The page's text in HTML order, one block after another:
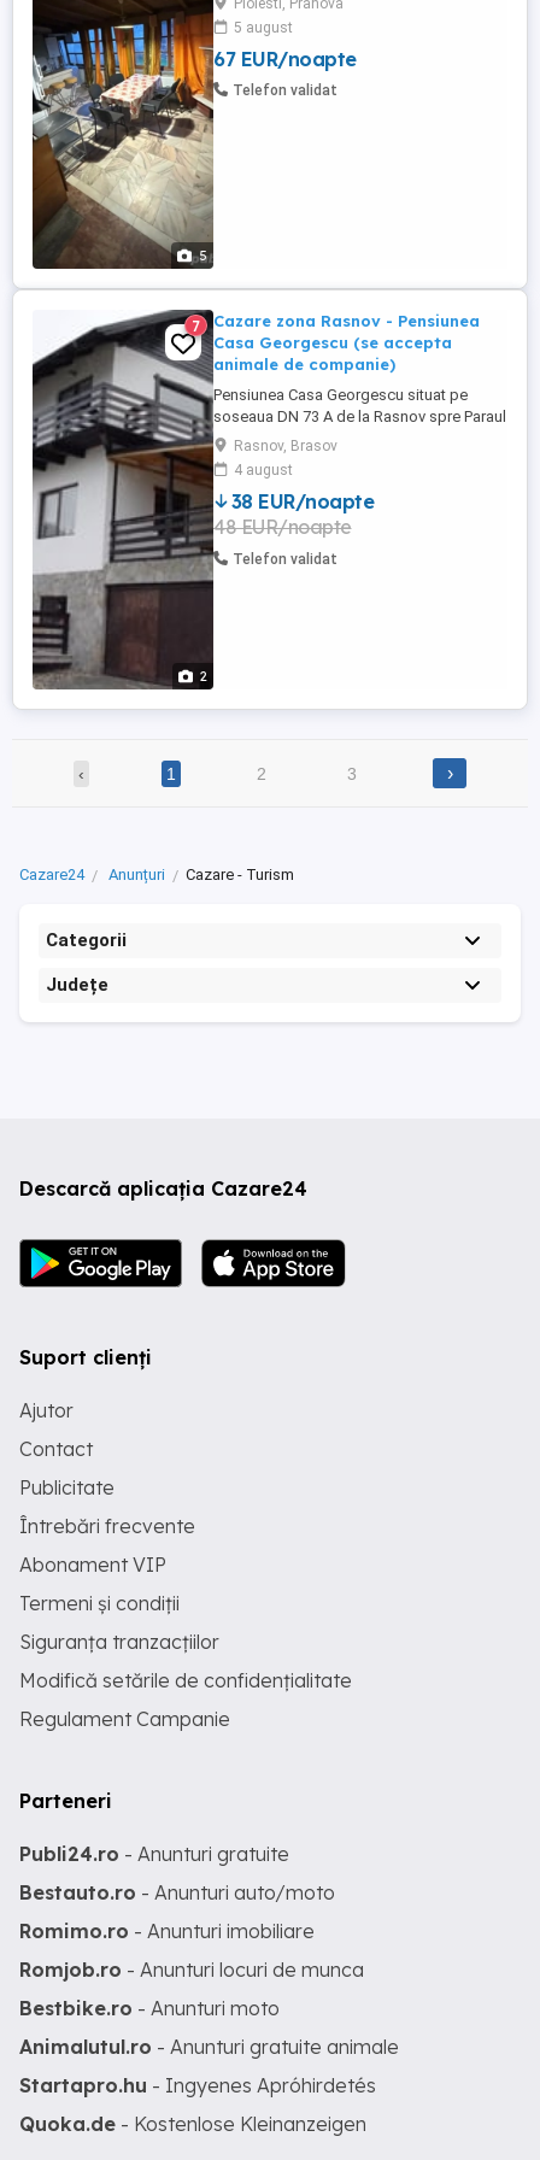
5
zone industriale din Ploiești Apartament în
vilă capacitate mare 4 camere | până la 11
persoane 1 baie, bucătărie complet utilată
TV, balcon, grătar ...
Ploiesti, Prahova
5 august
67 EUR/noapte
Telefon validat
2
7
Cazare zona Rasnov - Pensiunea
Casa Georgescu (se accepta
animale de companie)
Pensiunea Casa Georgescu situat pe
soseaua DN 73 A de la Rasnov spre Paraul
Rece , vă pune la dispoziție : - 8 camere cu
băi cu duș și balcon - închiriere integrală
sau partial pentru 16 persoane - Wifi și
cablu tv - foisor spațios și elegant pe
malul paraului - grătar - parcare privată - ...
Rasnov, Brasov
4 august
38 EUR/noapte
48 EUR/noapte
Telefon validat
‹ 1 2 3 ›
Cazare24 Anunțuri Cazare - Turism
Categorii
Județe
Descarcă aplicația Cazare24
Suport clienți
Ajutor
Contact
Publicitate
Întrebări frecvente
Abonament VIP
Termeni și condiții
Siguranța tranzacțiilor
Modifică setările de confidențialitate
Regulament Campanie
Parteneri
Publi24.ro - Anunturi gratuite
Bestauto.ro - Anunturi auto/moto
Romimo.ro - Anunturi imobiliare
Romjob.ro - Anunturi locuri de munca
Bestbike.ro - Anunturi moto
Animalutul.ro - Anunturi gratuite animale
Startapro.hu - Ingyenes Apróhirdetés
Quoka.de - Kostenlose Kleinanzeigen